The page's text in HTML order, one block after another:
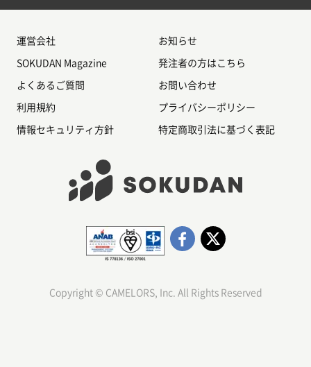
運営会社 お知らせ
SOKUDAN Magazine 発注者の方はこちら
よくあるご質問 お問い合わせ
利用規約 プライバシーポリシー
情報セキュリティ方針 特定商取引法に基づく表記
Copyright © CAMELORS, Inc. All Rights Reserved